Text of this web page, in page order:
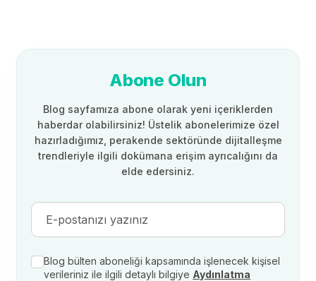
Abone Olun
Blog sayfamıza abone olarak yeni içeriklerden
haberdar olabilirsiniz! Üstelik abonelerimize özel
hazırladığımız, perakende sektöründe dijitalleşme
trendleriyle ilgili dokümana erişim ayrıcalığını da
elde edersiniz.
Blog bülten aboneliği kapsamında işlenecek kişisel
verileriniz ile ilgili detaylı bilgiye Aydınlatma